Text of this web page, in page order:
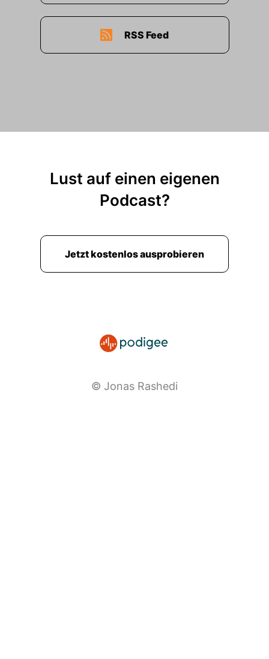
RSS Feed
Lust auf einen eigenen
Podcast?
Jetzt kostenlos ausprobieren
© Jonas Rashedi